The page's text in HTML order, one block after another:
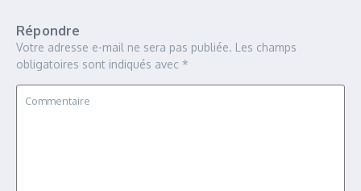
Répondre
Votre adresse e-mail ne sera pas publiée. Les champs
obligatoires sont indiqués avec *